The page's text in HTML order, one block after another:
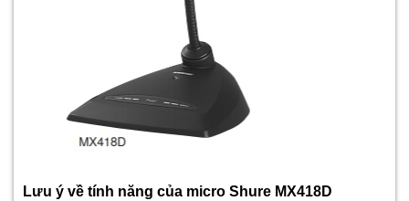
Lưu ý về tính năng của micro Shure MX418D